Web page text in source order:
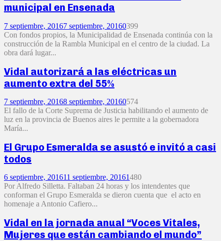
municipal en Ensenada
7 septiembre, 20167 septiembre, 20160399
Con fondos propios, la Municipalidad de Ensenada continúa con la
construcción de la Rambla Municipal en el centro de la ciudad. La
obra dará lugar...
Vidal autorizará a las eléctricas un
aumento extra del 55%
7 septiembre, 20168 septiembre, 20160574
El fallo de la Corte Suprema de Justicia habilitando el aumento de
luz en la provincia de Buenos aires le permite a la gobernadora
María...
El Grupo Esmeralda se asustó e invitó a casi
todos
6 septiembre, 201611 septiembre, 20161480
Por Alfredo Silletta. Faltaban 24 horas y los intendentes que
conforman el Grupo Esmeralda se dieron cuenta que el acto en
homenaje a Antonio Cafiero...
Vidal en la jornada anual “Voces Vitales,
Mujeres que están cambiando el mundo”